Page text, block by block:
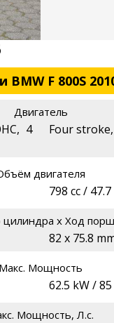
BMW F 800S
Двигатель
4
Four
двигателя
798 cc /
х Ход
82 x 75.8
Макс. Мощность
62.5 kW /
Мощность, Л.с.